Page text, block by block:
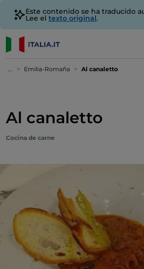
Este contenido se ha traducido
Lee el texto original.
... Emilia-Romaña Al canaletto
Al canaletto
Cocina de carne